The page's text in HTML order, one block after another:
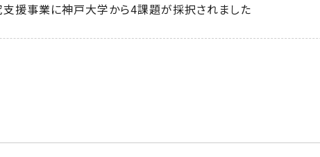
援事業に神戸大学から4課題が採択されました